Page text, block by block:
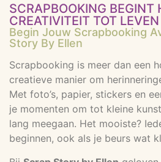
SCRAPBOOKING BEGINT
CREATIVITEIT TOT
Begin Jouw Scrapbooking
Story By Ellen
Scrapbooking is meer dan een
creatieve manier om
Met foto’s, papier, stickers en
je momenten om tot kleine
lang meegaan. Het mooiste?
beginnen, ook als je beurs wat